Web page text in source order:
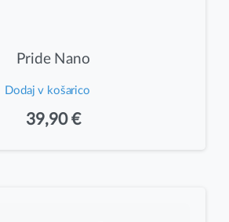
Pride Nano
Dodaj v košarico
39,90€